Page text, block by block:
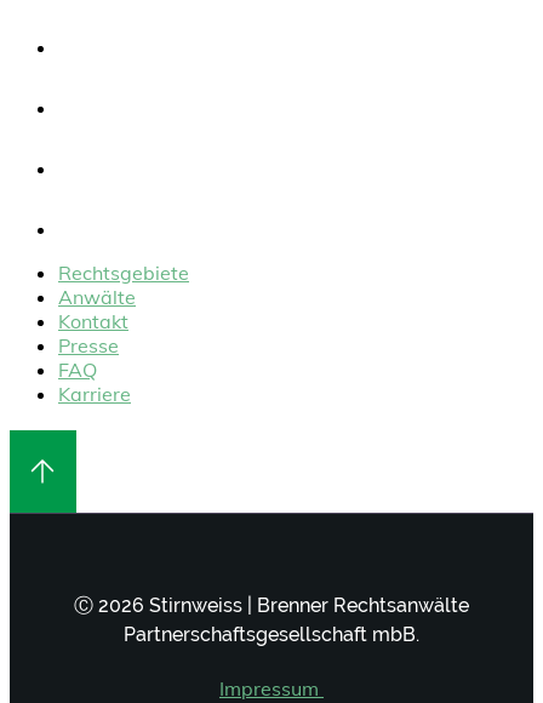
Rechtsgebiete
Anwälte
Kontakt
Presse
FAQ
Karriere
Ⓒ 2026 Stirnweiss | Brenner Rechtsanwälte
Partnerschaftsgesellschaft mbB.
Impressum